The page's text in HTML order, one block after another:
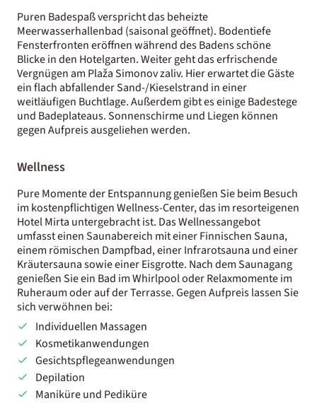
Puren Badespaß verspricht das beheizte
Meerwasserhallenbad (saisonal geöffnet). Bodentiefe
Fensterfronten eröffnen während des Badens schöne
Blicke in den Hotelgarten. Weiter geht das erfrischende
Vergnügen am Plaža Simonov zaliv. Hier erwartet die Gäste
ein flach abfallender Sand-/Kieselstrand in einer
weitläufigen Buchtlage. Außerdem gibt es einige Badestege
und Badeplateaus. Sonnenschirme und Liegen können
gegen Aufpreis ausgeliehen werden.
Wellness
Pure Momente der Entspannung genießen Sie beim Besuch
im kostenpflichtigen Wellness-Center, das im resorteigenen
Hotel Mirta untergebracht ist. Das Wellnessangebot
umfasst einen Saunabereich mit einer Finnischen Sauna,
einem römischen Dampfbad, einer Infrarotsauna und einer
Kräutersauna sowie einer Eisgrotte. Nach dem Saunagang
genießen Sie ein Bad im Whirlpool oder Relaxmomente im
Ruheraum oder auf der Terrasse. Gegen Aufpreis lassen Sie
sich verwöhnen bei:
Individuellen Massagen
Kosmetikanwendungen
Gesichtspflegeanwendungen
Depilation
Maniküre und Pediküre